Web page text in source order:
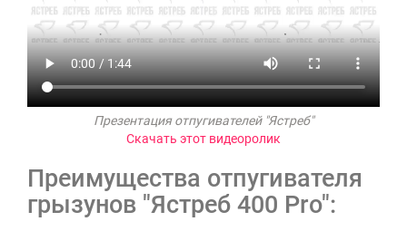
Презентация отпугивателей "Ястреб"
Скачать этот видеоролик
Преимущества отпугивателя
грызунов "Ястреб 400 Pro":